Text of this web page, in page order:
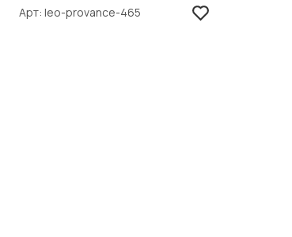
Арт leo-provance-465